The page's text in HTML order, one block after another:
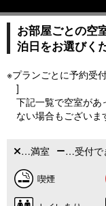
お部屋ごとの空
泊日をお選びく
※プランごとに予約受
]
下記一覧で空室があ
ない場合もござい
…満室 …受付で
喫煙